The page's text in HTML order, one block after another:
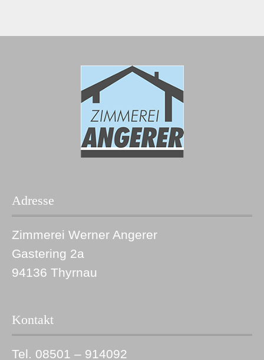
Adresse
Zimmerei Werner Angerer
Gastering 2a
94136 Thyrnau
Kontakt
Tel. 08501 – 914092